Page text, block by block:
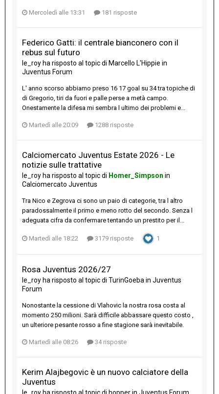
Mercoledì alle 13:31 181 risposte
Federico Gatti: il centrale bianconero con il
rebus sul futuro
le_roy ha risposto al topic di Marcello L'Hippie in
Juventus Forum
L' anno scorso abbiamo preso 16 17 goal su 34 tra topiche di
di Gregorio, tiri da fuori e palle perse a metà campo.
Onestamente la difesa mi sembra l ultimo dei problemi e...
Martedì alle 20:09 1288 risposte
Calciomercato Juventus Estate 2026 - Le
notizie sulle trattative
le_roy ha risposto al topic di Homer_Simpson in
Calciomercato Juventus
Tra Nico e Zegrova ci sono un paio di categorie, tra l altro
paradossalmente il primo e meno rotto del secondo. Senza l
adeguata cifra da confermare tentando un prestito per il...
Martedì alle 18:22 3179 risposte 1
Rosa Juventus 2026/27
le_roy ha risposto al topic di TurinGoeba in Juventus
Forum
Nonostante la cessione di Vlahovic la nostra rosa costa al
momento 250 milioni. Sarà difficile abbassare questo costo ,
un ulteriore pesante rosso a fine stagione sarà inevitabile.
Martedì alle 08:26 34 risposte
Kerim Alajbegovic è un nuovo calciatore della
Juventus